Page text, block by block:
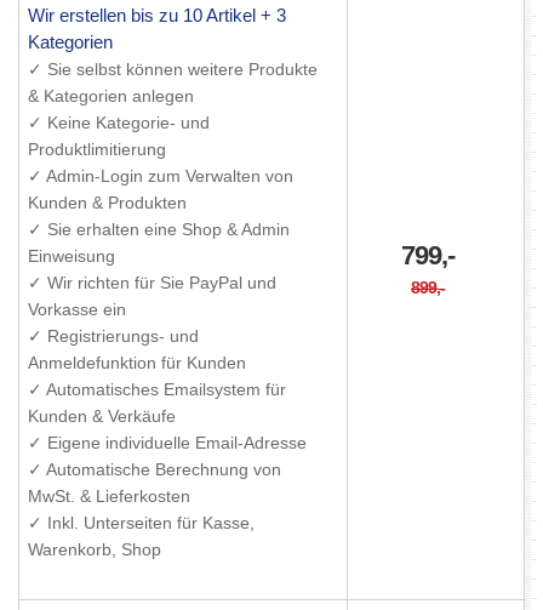
Wir erstellen bis zu 10 Artikel + 3
Kategorien
✓ Sie selbst können weitere Produkte
& Kategorien anlegen
✓ Keine Kategorie- und
Produktlimitierung
✓ Admin-Login zum Verwalten von
Kunden & Produkten
✓ Sie erhalten eine Shop & Admin
Einweisung
✓ Wir richten für Sie PayPal und
Vorkasse ein
✓ Registrierungs- und
Anmeldefunktion für Kunden
✓ Automatisches Emailsystem für
Kunden & Verkäufe
✓ Eigene individuelle Email-Adresse
✓ Automatische Berechnung von
MwSt. & Lieferkosten
✓ Inkl. Unterseiten für Kasse,
Warenkorb, Shop
799,-
899,-